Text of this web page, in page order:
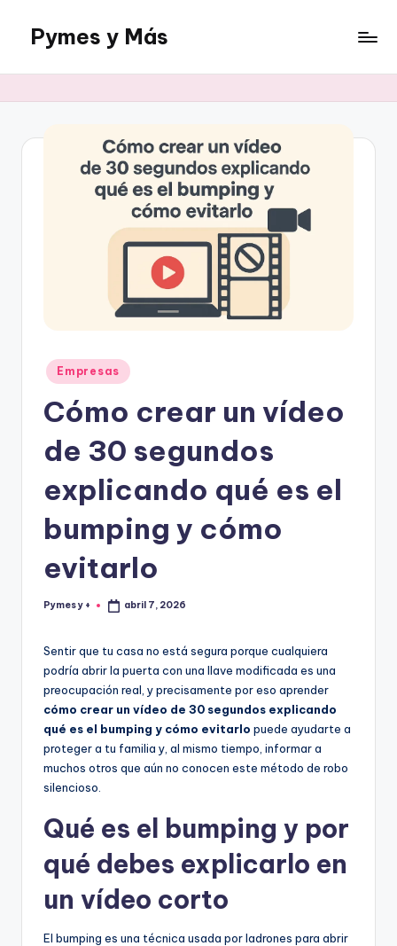
Saltar
contenido
Pymes y Más
sobre
Publicado
en
Empresas
Cómo crear un vídeo
de 30 segundos
explicando qué es el
bumping y cómo
evitarlo
Publicado
Pymes y + abril 7, 2026
Sentir que tu casa no está segura porque cualquiera
podría abrir la puerta con una llave modificada es una
preocupación real, y precisamente por eso aprender
cómo crear un vídeo de 30 segundos explicando
qué es el bumping y cómo evitarlo puede ayudarte a
proteger a tu familia y, al mismo tiempo, informar a
muchos otros que aún no conocen este método de robo
silencioso.
Qué es el bumping y por
qué debes explicarlo en
un vídeo corto
El bumping es una técnica usada por ladrones para abrir